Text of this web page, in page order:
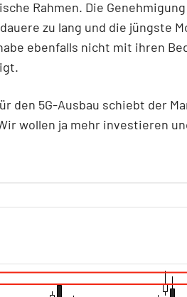
Rahmen. Die
zu lang und die jüngste
ebenfalls nicht mit ihren
den 5G-Ausbau schiebt der
wollen ja mehr investieren